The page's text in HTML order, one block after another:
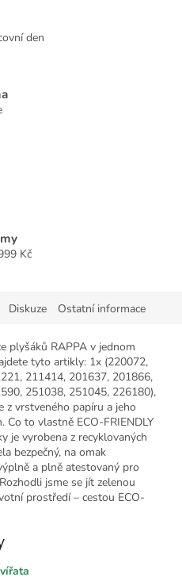
den
Kč
Diskuze Ostatní informace
plyšáků RAPPA v jednom
tyto artikly: 1x (220072,
211414, 201637, 201866,
251038, 251045, 226180),
z vrstveného papíru a jeho
to vlastně ECO-FRIENDLY
je vyrobena z recyklovaných
bezpečný, na omak
a plně atestovaný pro
jsme se jít zelenou
prostředí – cestou ECO-